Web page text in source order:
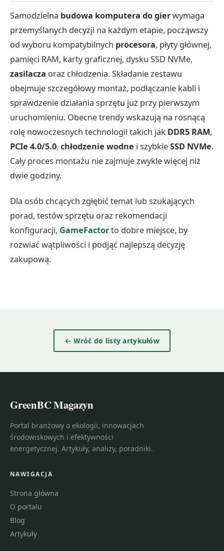
Samodzielna budowa komputera do gierwymaga
przemyślanych decyzji na każdym etapie, począwszy
od wyboru kompatybilnych procesora, płyty głównej,
pamięci RAM, karty graficznej, dysku SSD NVMe,
zasilacza oraz chłodzenia. Składanie zestawu
obejmuje szczegółowy montaż, podłączanie kabli i
sprawdzenie działania sprzętu już przy pierwszym
uruchomieniu. Obecne trendy wskazują na rosnącą
rolę nowoczesnych technologii takich jak DDR5 RAM,
PCIe 4.0/5.0, chłodzenie wodne i szybkieSSD NVMe.
Cały proces montażu nie zajmuje zwykle więcej niż
dwie godziny.
Dla osób chcących zgłębić temat lub szukających
porad, testów sprzętu oraz rekomendacji
konfiguracji, GameFactorto dobre miejsce, by
rozwiać wątpliwości i podjąć najlepszą decyzję
zakupową.
← Wróć do listy artykułów
GreenBC Magazyn
Portal branżowy o ekologii, innowacjach
środowiskowych i efektywności
energetycznej. Artykuły, analizy, poradniki.
NAWIGACJA
Strona główna
O portalu
Blog
Artykuły